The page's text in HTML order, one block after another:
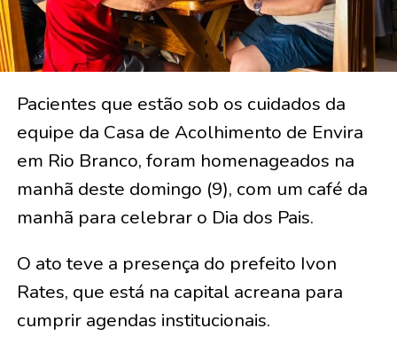
Pacientes que estão sob os cuidados da
equipe da Casa de Acolhimento de Envira
em Rio Branco, foram homenageados na
manhã deste domingo (9), com um café da
manhã para celebrar o Dia dos Pais.
O ato teve a presença do prefeito Ivon
Rates, que está na capital acreana para
cumprir agendas institucionais.